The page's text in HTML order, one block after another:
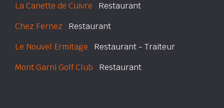
La Canette de Cuivre Restaurant
Chez Fernez Restaurant
Le Nouvel Ermitage Restaurant - Traiteur
Mont Garni Golf Club Restaurant